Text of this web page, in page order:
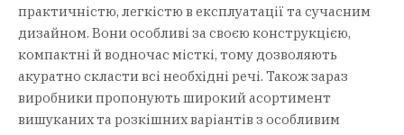
практичністю, легкістю в експлуатації та сучасним
дизайном. Вони особливі за своєю конструкцією,
компактні й водночас місткі, тому дозволяють
акуратно скласти всі необхідні речі. Також зараз
виробники пропонують широкий асортимент
вишуканих та розкішних варіантів з особливим